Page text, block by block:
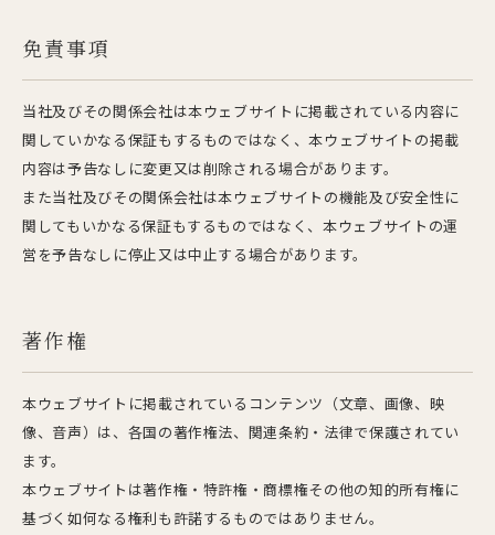
免責事項
当社及びその関係会社は本ウェブサイトに掲載されている内容に
関していかなる保証もするものではなく、本ウェブサイトの掲載
内容は予告なしに変更又は削除される場合があります。
また当社及びその関係会社は本ウェブサイトの機能及び安全性に
関してもいかなる保証もするものではなく、本ウェブサイトの運
営を予告なしに停止又は中止する場合があります。
著作権
本ウェブサイトに掲載されているコンテンツ（文章、画像、映
像、音声）は、各国の著作権法、関連条約・法律で保護されてい
ます。
本ウェブサイトは著作権・特許権・商標権その他の知的所有権に
基づく如何なる権利も許諾するものではありません。